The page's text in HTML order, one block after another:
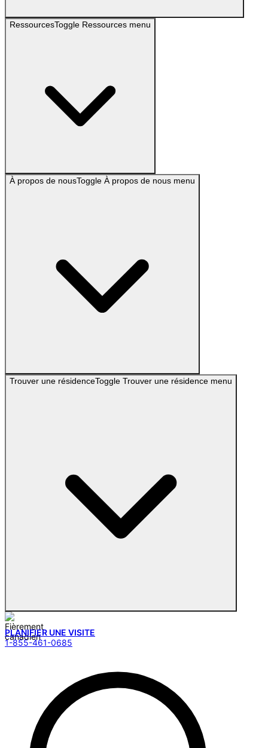
RessourcesToggle Ressources menu
À propos de nousToggle À propos de nous menu
Trouver une résidenceToggle Trouver une résidence menu
PLANIFIER UNE VISITE
1-855-461-0685